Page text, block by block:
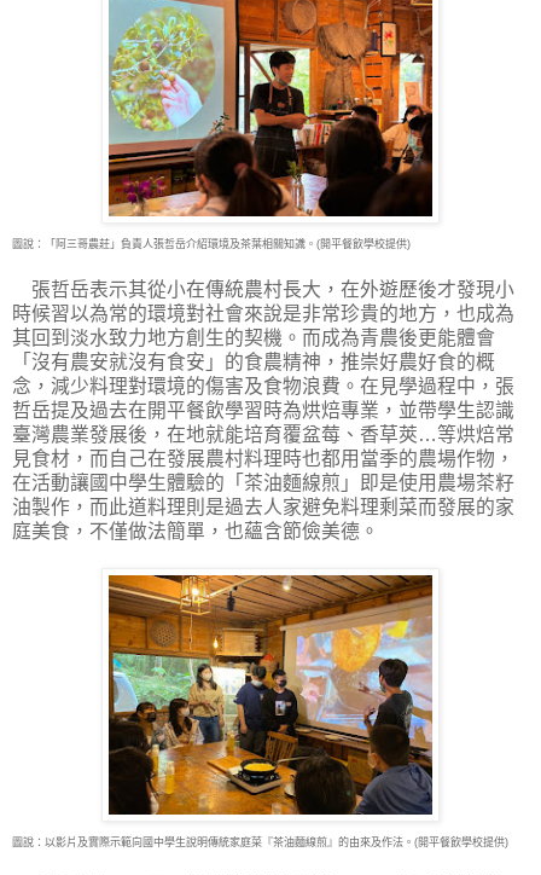
圖說：「阿三哥農莊」負責人張哲岳介紹環境及茶葉相關知識。(開平餐飲學校提供)
張哲岳表示其從小在傳統農村長大，在外遊歷後才發現小
時候習以為常的環境對社會來說是非常珍貴的地方，也成為
其回到淡水致力地方創生的契機。而成為青農後更能體會
「沒有農安就沒有食安」的食農精神，推崇好農好食的概
念，減少料理對環境的傷害及食物浪費。在見學過程中，張
哲岳提及過去在開平餐飲學習時為烘焙專業，並帶學生認識
臺灣農業發展後，在地就能培育覆盆莓、香草莢…等烘焙常
見食材，而自己在發展農村料理時也都用當季的農場作物，
在活動讓國中學生體驗的「茶油麵線煎」即是使用農場茶籽
油製作，而此道料理則是過去人家避免料理剩菜而發展的家
庭美食，不僅做法簡單，也蘊含節儉美德。
圖說：以影片及實際示範向國中學生說明傳統家庭菜『茶油麵線煎』的由來及作法。(開平餐飲學校提供)